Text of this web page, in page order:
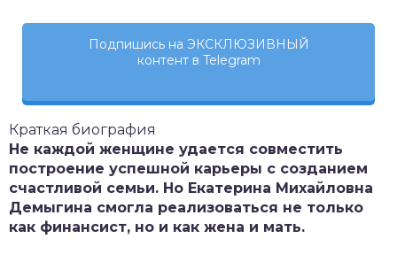
Подпишись на ЭКСКЛЮЗИВНЫЙ
контент в Telegram
Краткая биография
Не каждой женщине удается совместить
построение успешной карьеры с созданием
счастливой семьи. Но Екатерина Михайловна
Демыгина смогла реализоваться не только
как финансист, но и как жена и мать.